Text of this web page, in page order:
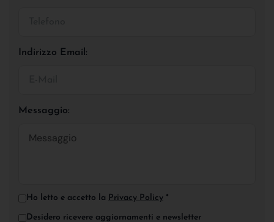
Indirizzo Email:
Messaggio:
Ho letto e accetto la Privacy Policy *
Desidero ricevere aggiornamenti e newsletter